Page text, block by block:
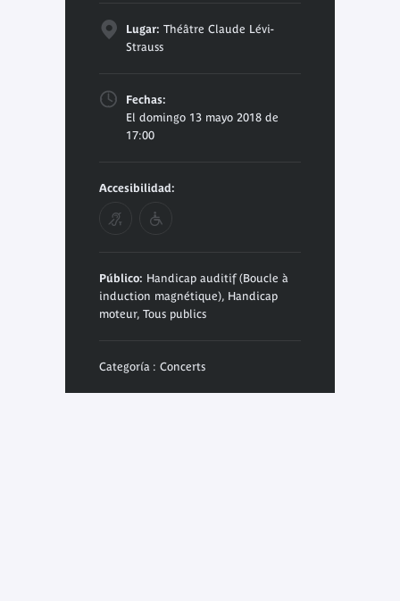
Lugar: Théâtre Claude Lévi-
Strauss
Fechas:
El domingo 13 mayo 2018 de
17:00
Accesibilidad:
Público: Handicap auditif (Boucle à
induction magnétique), Handicap
moteur, Tous publics
Categoría : Concerts